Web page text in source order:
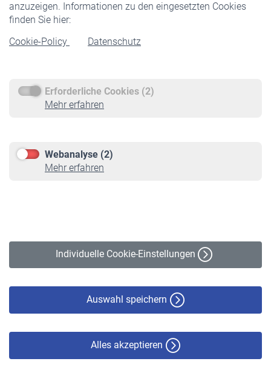
anzuzeigen. Informationen zu den eingesetzten Cookies
finden Sie hier:
Cookie-Policy
Datenschutz
Erforderliche Cookies (2)
Mehr erfahren
Webanalyse (2)
Mehr erfahren
Individuelle Cookie-Einstellungen
Auswahl speichern
Alles akzeptieren
Rentner
Rentenbeginn
Rente beantragen
Service
Informationen
Online-Rechner
VBLnewsletter
Erklärung zur Barrierefreiheit
© VBL 2026